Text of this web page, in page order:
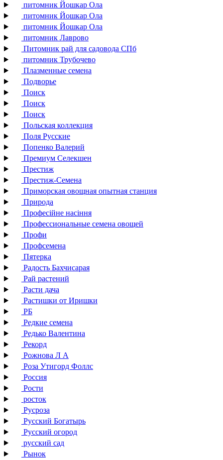
питомник Йошкар Ола
питомник Йошкар Ола
питомник Йошкар Ола
питомник Лаврово
Питомник рай для садовода СПб
питомник Трубочево
Плазменные семена
Подворье
Поиск
Поиск
Поиск
Польская коллекция
Поля Русские
Попенко Валерий
Премиум Селекшен
Престиж
Престиж-Семена
Приморская овощная опытная станция
Природа
Професійне насіння
Профессиональные семена овощей
Профи
Профсемена
Пятерка
Радость Бахчисарая
Рай растений
Расти дача
Растишки от Иришки
РБ
Редкие семена
Редько Валентина
Рекорд
Рожнова Л А
Роза Утигорд Фоллс
Россия
Рости
росток
Русроза
Русский Богатырь
Русский огород
русский сад
Рынок